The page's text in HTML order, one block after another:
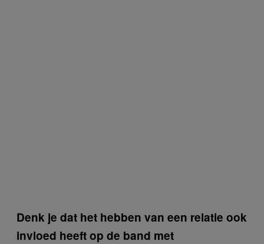
Denk je dat het hebben van een relatie ook
invloed heeft op de band met